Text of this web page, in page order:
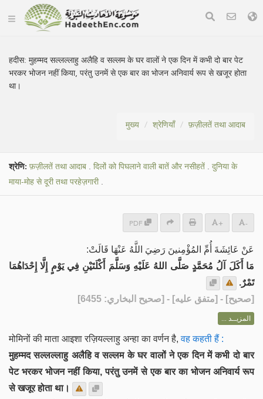
हदीस:मुहम्मद सल्लल्लाहु अलैहि व सल्लम के घर वालों ने एक दिन में कभी दो बार पेट
भरकर भोजन नहीं किया, परंतु उनमें से एक बार का भोजन अनिवार्य रूप से खजूर होता
था।
मुख्य श्रेणियाँ फ़ज़ीलतें तथा आदाब
श्रेणि: फ़ज़ीलतें तथा आदाब . दिलों को पिघलाने वाली बातें और नसीहतें . दुनिया के
माया-मोह से दूरी तथा परहेज़गारी.
PDF + -
عَنْ عَائِشَةَ أُمِّ المُؤْمِنينَ رَضِيَ اللَّهُ عَنْهَا قَالَتْ:
مَا أَكَلَ آلُ مُحَمَّدٍ صَلَّى اللهُ عَلَيْهِ وَسَلَّمَ أَكْلَتَيْنِ فِي يَوْمٍ إِلَّا إِحْدَاهُمَا
تَمْرٌ.
[صحيح] - [متفق عليه] - [صحيح البخاري: 6455]
المزيــد ...
मोमिनों की माता आइशा रज़ियल्लाहु अन्हा का वर्णन है, वह कहती हैं :
मुहम्मद सल्लल्लाहु अलैहि व सल्लम के घर वालों ने एक दिन में कभी दो बार
पेट भरकर भोजन नहीं किया, परंतु उनमें से एक बार का भोजन अनिवार्य रूप
से खजूर होता था।